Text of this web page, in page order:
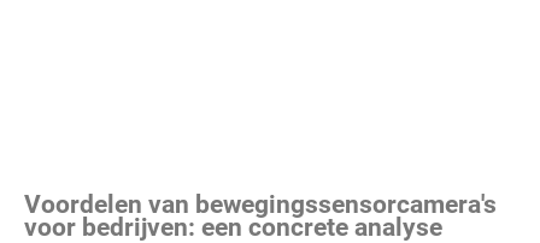
Voordelen van bewegingssensorcamera's
voor bedrijven: een concrete analyse